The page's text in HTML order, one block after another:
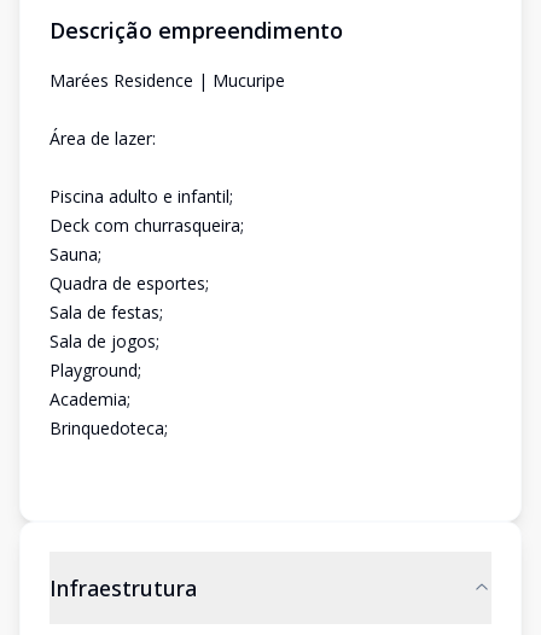
Descrição empreendimento
Marées Residence | Mucuripe
Área de lazer:
Piscina adulto e infantil;
Deck com churrasqueira;
Sauna;
Quadra de esportes;
Sala de festas;
Sala de jogos;
Playground;
Academia;
Brinquedoteca;
Infraestrutura